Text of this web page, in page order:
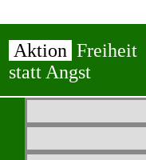
Aktion Freiheit
statt Angst